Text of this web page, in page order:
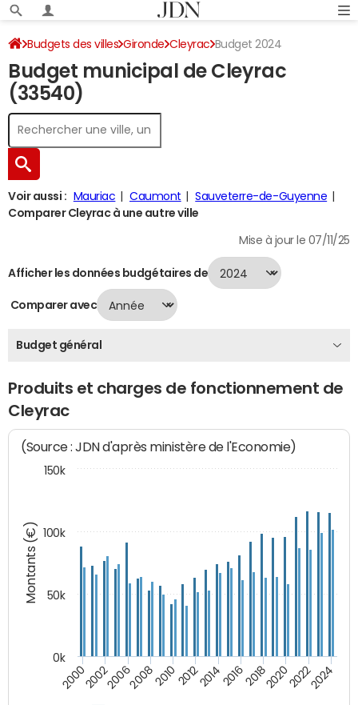
Budgets des villes Gironde Cleyrac Budget 2024
Budget municipal de Cleyrac
(33540)
Voir aussi : Mauriac Caumont
Sauveterre-de-Guyenne
Comparer Cleyrac à une autre ville
Mise à jour le 07/11/25
Afficher les données budgétaires de
Comparer avec
Budget général
Produits et charges de fonctionnement de
Cleyrac
Montants (€)
(Source : JDN d'après ministère de l'Economie)
200020022006200820102012201420162018202020222024
0k
50k
100k
150k